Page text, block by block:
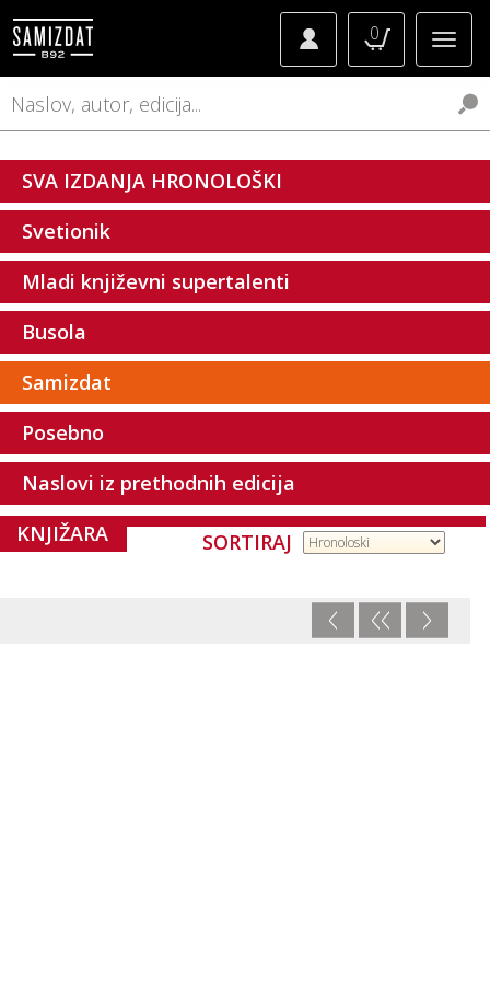
0
SVA IZDANJA HRONOLOŠKI
Svetionik
Mladi književni supertalenti
Busola
Samizdat
Posebno
Naslovi iz prethodnih edicija
SORTIRAJ
KNJIŽARA
< << >